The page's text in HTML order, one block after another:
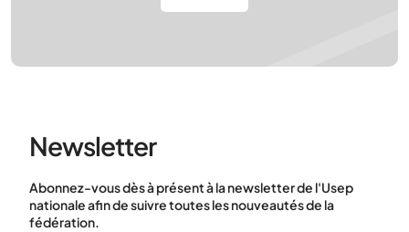
Newsletter
Abonnez-vous dès à présent à la newsletter de l'Usep
nationale afin de suivre toutes les nouveautés de la
fédération.